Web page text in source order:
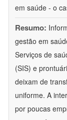
em saúde - o
Resumo:
gestão em
Serviços de
(SIS) e
deixam de
uniforme. A
por poucas